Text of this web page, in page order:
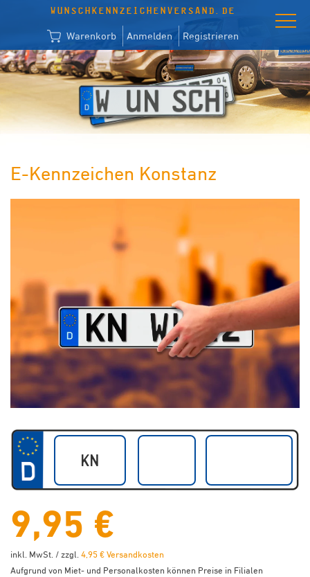
WUNSCHKENNZEICHENVERSAND.DE
Warenkorb Anmelden Registrieren
E-Kennzeichen Konstanz
9,95 €
inkl. MwSt. / zzgl.4,95 € Versandkosten
Aufgrund von Miet- und Personalkosten können Preise in Filialen